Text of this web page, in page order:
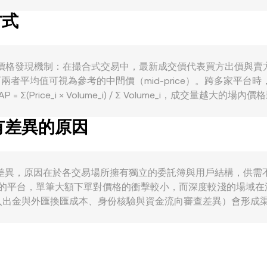
援度、交易所上/下架消息）亦會直接影響 MUR 兌 ETHW
里求斯對虛擬資產與服務供應商（VASP）的牌照規範、外
，ETHW/USDT 或 ETHW/BTC 等主流掛鉤市場的流動性與
發現機制：在撮合式交易中，最新成交價代表買方出價與
者平均值可視為參考的中間價（mid-price）。跨多家平台
= Σ(Price_i × Volume_i) / Σ Volume_i，成交量越大的場內價
再在去中心化交易所（AMM）與 ETHW 互換，則該池子的
化時，池中價格近似為 y/x，最終會回饋到 MUR/USDT/
異的原因
，原因在於各交易場所擁有獨立的委託簿與用戶結構，供
台，單筆大額下單對價格的衝擊較小，而深度較淺的場域
金與外匯換匯成本、身份核驗與資金流向審查差異）會形成